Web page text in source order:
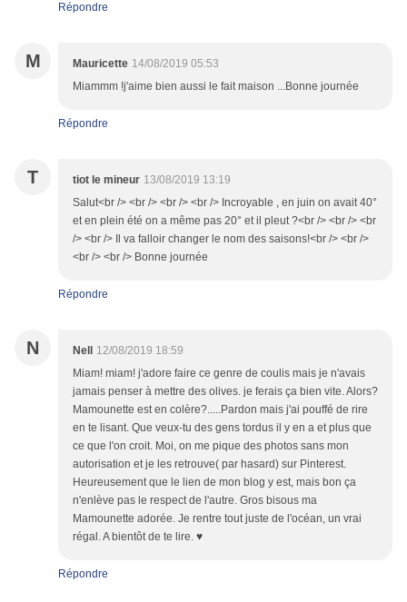
Répondre
M Mauricette 14/08/2019 05:53
Miammm !j'aime bien aussi le fait maison ...Bonne journée
Répondre
T tiot le mineur 13/08/2019 13:19
Salut<br /> <br /> <br /> <br /> Incroyable , en juin on avait 40°
et en plein été on a même pas 20° et il pleut ?<br /> <br /> <br
/> <br /> Il va falloir changer le nom des saisons!<br /> <br />
<br /> <br /> Bonne journée
Répondre
N Nell
12/08/2019 18:59
Miam! miam! j'adore faire ce genre de coulis mais je n'avais
jamais penser à mettre des olives. je ferais ça bien vite. Alors?
Mamounette est en colère?.....Pardon mais j'ai pouffé de rire
en te lisant. Que veux-tu des gens tordus il y en a et plus que
ce que l'on croit. Moi, on me pique des photos sans mon
autorisation et je les retrouve( par hasard) sur Pinterest.
Heureusement que le lien de mon blog y est, mais bon ça
n'enlève pas le respect de l'autre. Gros bisous ma
Mamounette adorée. Je rentre tout juste de l'océan, un vrai
régal. A bientôt de te lire. ♥
Répondre